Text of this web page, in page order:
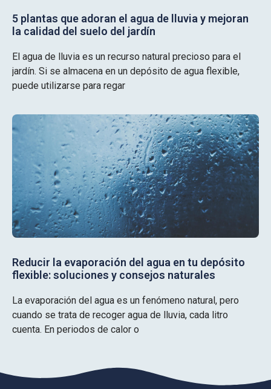
5 plantas que adoran el agua de lluvia y mejoran
la calidad del suelo del jardín
El agua de lluvia es un recurso natural precioso para el
jardín. Si se almacena en un depósito de agua flexible,
puede utilizarse para regar
Reducir la evaporación del agua en tu depósito
flexible: soluciones y consejos naturales
La evaporación del agua es un fenómeno natural, pero
cuando se trata de recoger agua de lluvia, cada litro
cuenta. En periodos de calor o